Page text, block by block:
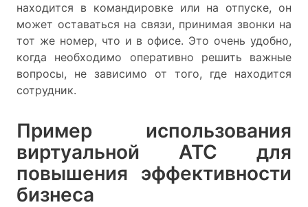
находится в командировке или на отпуске, он
может оставаться на связи, принимая звонки на
тот же номер, что и в офисе. Это очень удобно,
когда необходимо оперативно решить важные
вопросы, не зависимо от того, где находится
сотрудник.
Пример использования
виртуальной АТС для
повышения эффективности
бизнеса